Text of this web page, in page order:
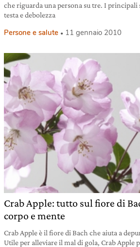
che riguarda una persona su tre. I
testa e debolezza
Persone e salute 11 gennaio 2010
Crab Apple: tutto sul fiore di
corpo e mente
Crab Apple è il fiore di Bach che aiuta a
Utile per alleviare il mal di gola, Crab Apple